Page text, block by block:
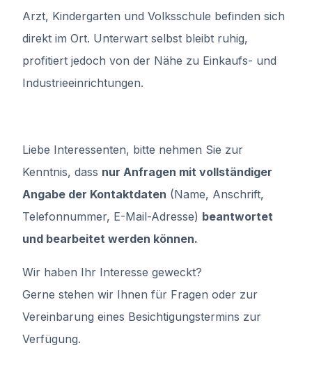
Arzt, Kindergarten und Volksschule befinden sich
direkt im Ort. Unterwart selbst bleibt ruhig,
profitiert jedoch von der Nähe zu Einkaufs- und
Industrieeinrichtungen.
Liebe Interessenten, bitte nehmen Sie zur
Kenntnis, dass nur Anfragen mit vollständiger
Angabe der Kontaktdaten (Name, Anschrift,
Telefonnummer, E-Mail-Adresse) beantwortet
und bearbeitet werden können.
Wir haben Ihr Interesse geweckt?
Gerne stehen wir Ihnen für Fragen oder zur
Vereinbarung eines Besichtigungstermins zur
Verfügung.